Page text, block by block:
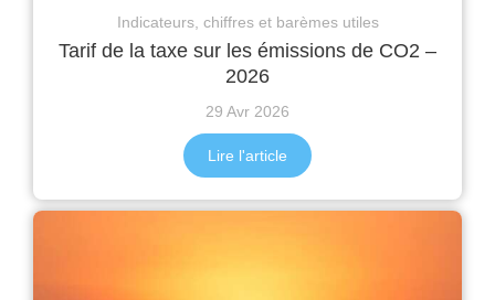
Indicateurs, chiffres et barèmes utiles
Tarif de la taxe sur les émissions de CO2 –
2026
29 Avr 2026
Lire l'article